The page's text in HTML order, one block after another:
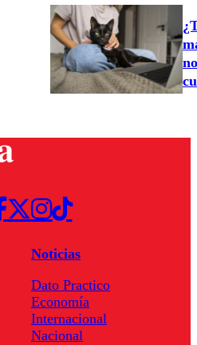
Noticias
Dato Practico
Economía
Internacional
Nacional